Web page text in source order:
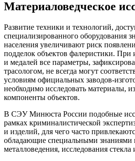
Материаловедческое
Развитие техники и технологий,
специализированного оборудования
населения увеличивают риск
подделок объектов фалеристики. При
и медалей все параметры,
трасологом, не всегда могут
условиям официальных заводов-
необходимо исследовать материалы,
компоненты объектов.
В СЭУ Минюста России подобные
рамках криминалистической
и изделий, для чего часто
обладающие специальными знаниями
металловедения, исследования